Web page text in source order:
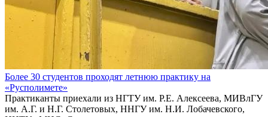
Более 30 студентов проходят летнюю практику на
«Русполимете»
Практиканты приехали из НГТУ им. Р.Е. Алексеева, МИВлГУ
им. А.Г. и Н.Г. Столетовых, ННГУ им. Н.И. Лобачевского,